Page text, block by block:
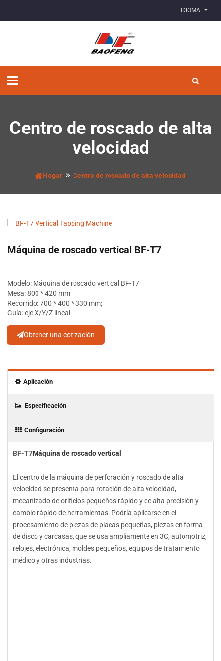
IDIOMA
Alternar
Centro de roscado de alta
velocidad
Hogar Centro de roscado de alta velocidad
Máquina de roscado vertical BF-T7
Modelo: Máquina de roscado vertical BF-T7
Mesa: 800 * 420 mm
Recorrido: 700 * 400 * 330 mm;
Guía: eje X/Y/Z lineal
Obtener una cotización
Aplicación
Especificación
Configuración
BF-T7Máquina de roscado vertical
El centro de la máquina de perforación y roscado de alta
velocidad se presenta para rotación de alta velocidad,
mecanizado de orificios pequeños rápido y de alta precisión y
cambio rápido de herramientas. Podría aplicarse en el
procesamiento de piezas de placas pequeñas, piezas en forma
de disco y carcasas, que se usa ampliamente en 3C, automotriz,
relojes, electrónica, moldes pequeños, equipos de tratamiento
médico y otras industrias.